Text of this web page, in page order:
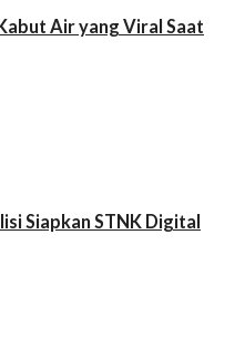
Air yang Viral Saat
Siapkan STNK Digital